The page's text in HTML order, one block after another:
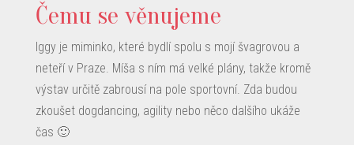
Čemu se věnujeme
Iggy je miminko, které bydlí spolu s mojí švagrovou a
neteří v Praze. Míša s ním má velké plány, takže kromě
výstav určitě zabrousí na pole sportovní. Zda budou
zkoušet dogdancing, agility nebo něco dalšího ukáže
čas 🙂